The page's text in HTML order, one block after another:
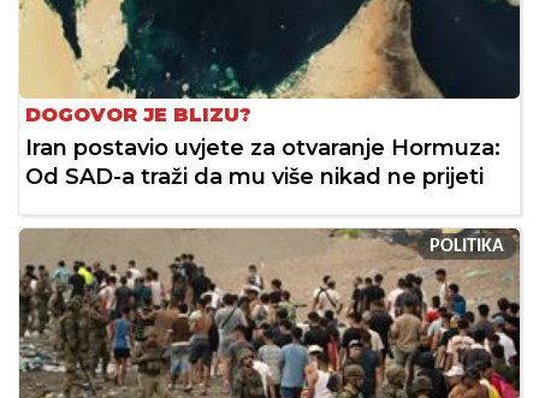
DOGOVOR JE BLIZU?
Iran postavio uvjete za otvaranje Hormuza:
Od SAD-a traži da mu više nikad ne prijeti
POLITIKA